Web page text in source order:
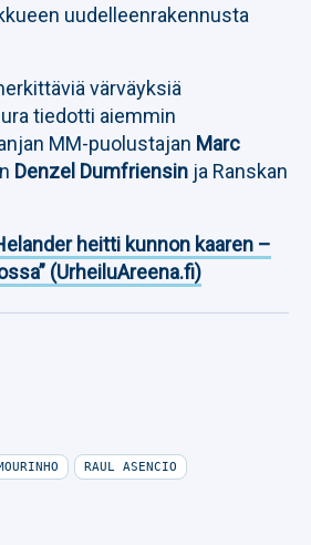
uudelleenrakennusta
värväyksiä
tiedotti aiemmin
MM-puolustajan Marc
Denzel Dumfriensin ja Ranskan
heitti kunnon kaaren –
(UrheiluAreena.fi)
RAUL ASENCIO